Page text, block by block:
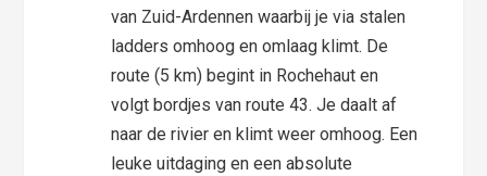
van Zuid-Ardennen waarbij je via stalen
ladders omhoog en omlaag klimt. De
route (5 km) begint in Rochehaut en
volgt bordjes van route 43. Je daalt af
naar de rivier en klimt weer omhoog. Een
leuke uitdaging en een absolute